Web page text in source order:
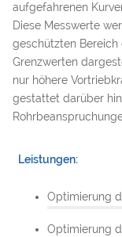
aufgefahrenen
Diese Messwerte
geschützten
Grenzwerten
nur höhere
gestattet darüber
Leistungen:
Optimierung
Optimierung